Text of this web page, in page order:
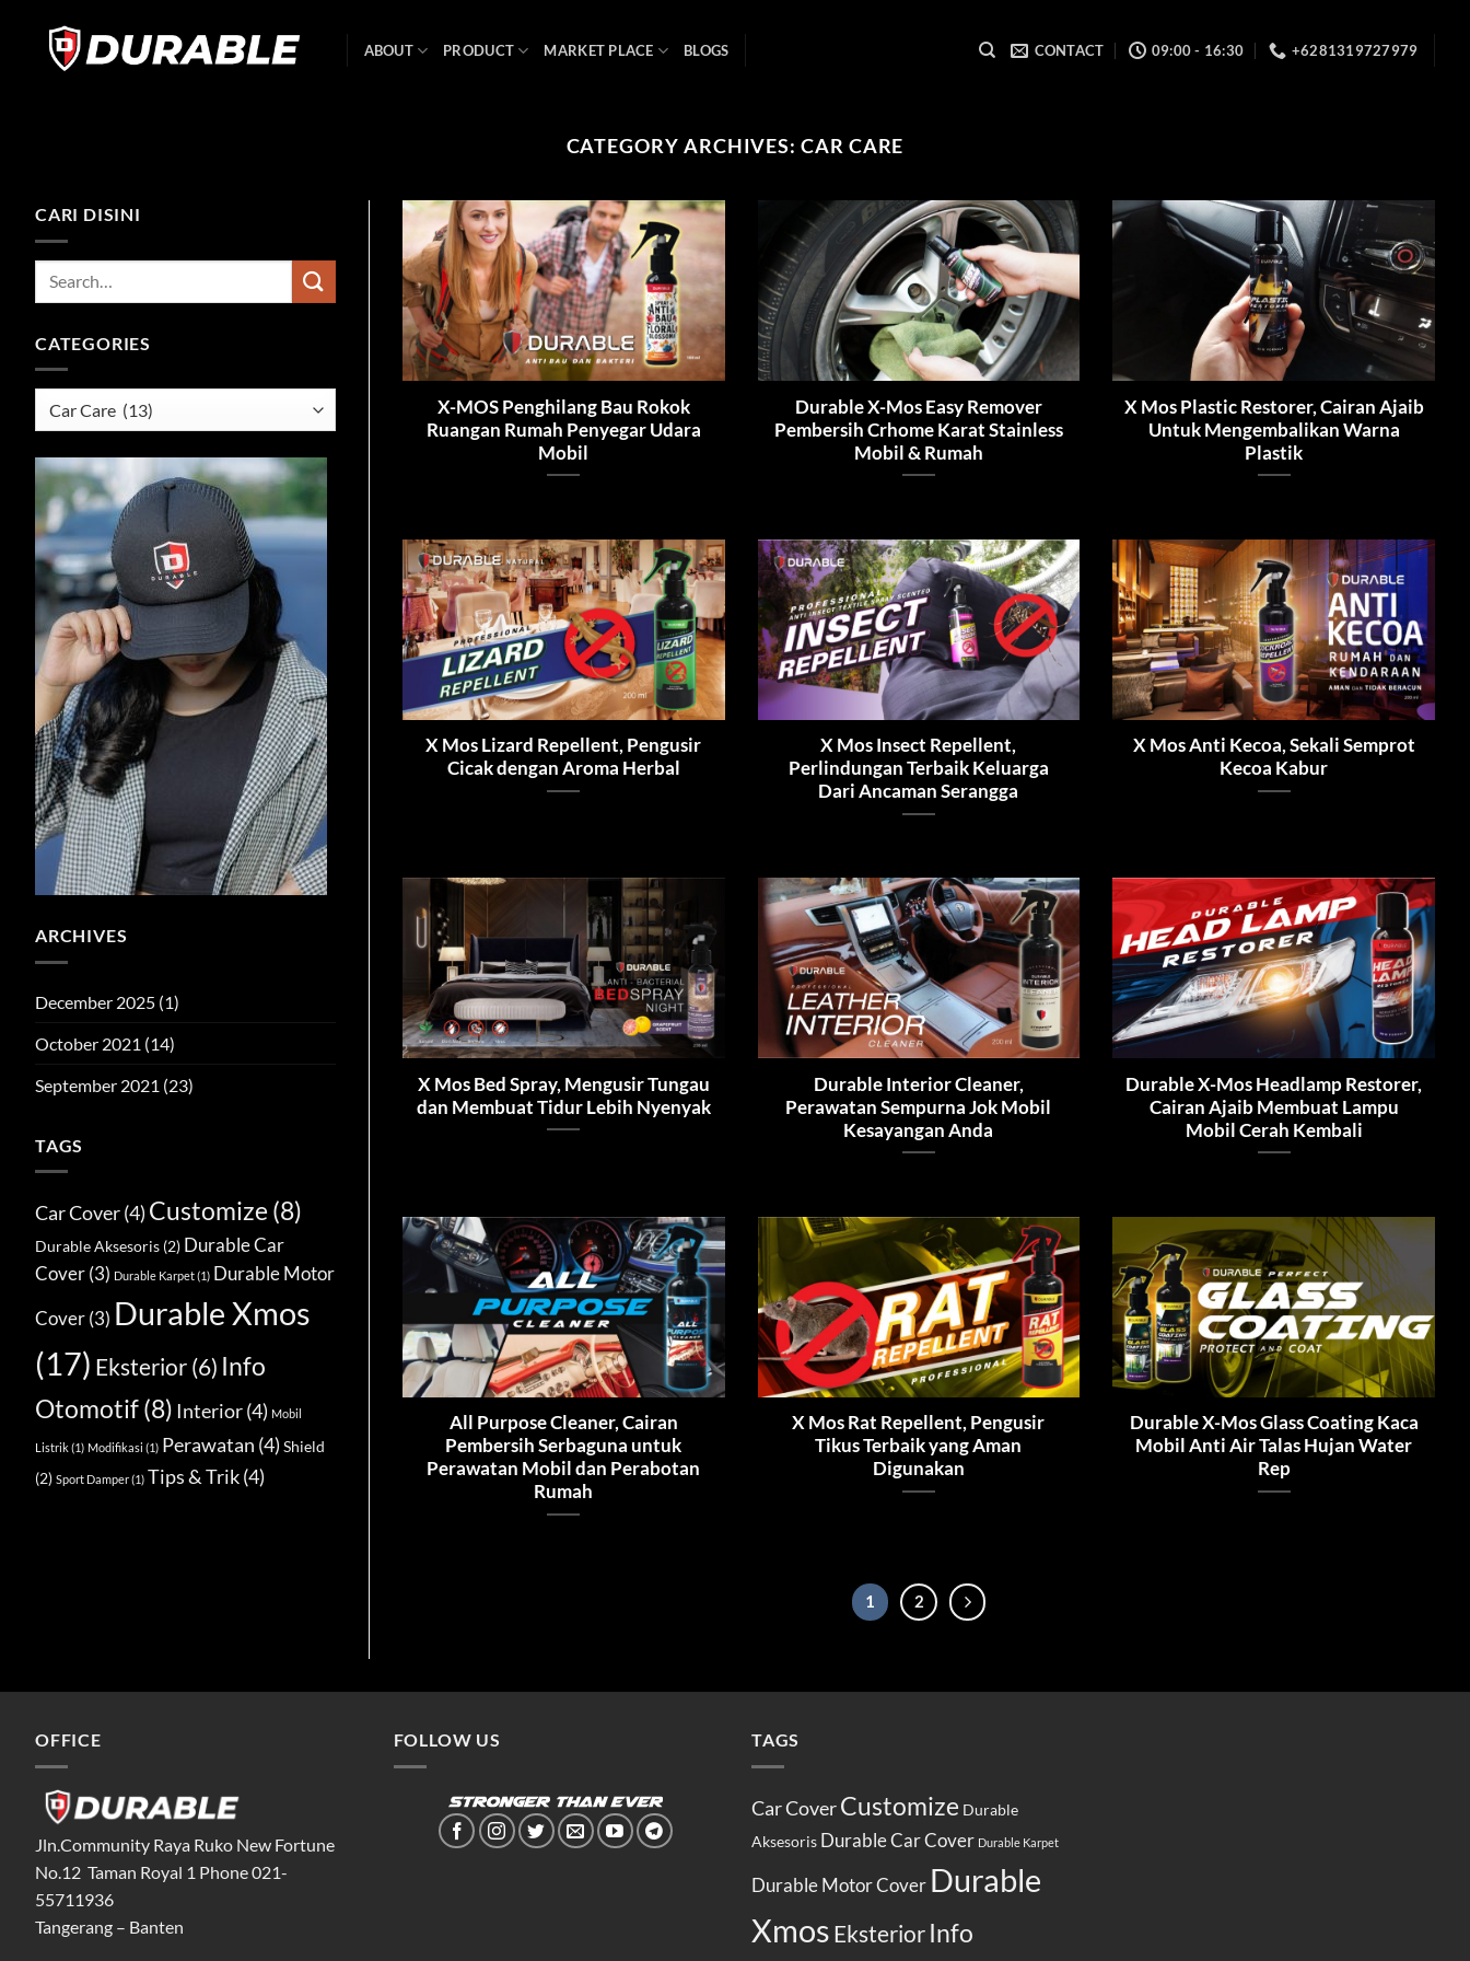
ABOUT PRODUCT MARKET PLACE BLOGS CONTACT 09:00 - 16:30 +6281319727979
CATEGORY ARCHIVES:CAR CARE
CARI DISINI
CATEGORIES
ARCHIVES
December 2025 (1)
October 2021 (14)
September 2021 (23)
TAGS
Car Cover(4) Customize (8)
Durable Aksesoris (2) Durable Car
Cover (3) Durable Karpet(1) Durable Motor
Cover (3) Durable Xmos
(17) Eksterior(6) Info
Otomotif(8) Interior(4) Mobil
Listrik(1) Modifikasi (1) Perawatan (4) Shield
(2) Sport Damper(1) Tips & Trik(4)
X-MOS Penghilang Bau Rokok
Ruangan Rumah Penyegar Udara
Mobil
Durable X-Mos Easy Remover
Pembersih Crhome Karat Stainless
Mobil & Rumah
X Mos Plastic Restorer, Cairan Ajaib
Untuk Mengembalikan Warna
Plastik
X Mos Lizard Repellent, Pengusir
Cicak dengan Aroma Herbal
X Mos Insect Repellent,
Perlindungan Terbaik Keluarga
Dari Ancaman Serangga
X Mos Anti Kecoa, Sekali Semprot
Kecoa Kabur
X Mos Bed Spray, Mengusir Tungau
dan Membuat Tidur Lebih Nyenyak
Durable Interior Cleaner,
Perawatan Sempurna Jok Mobil
Kesayangan Anda
Durable X-Mos Headlamp Restorer,
Cairan Ajaib Membuat Lampu
Mobil Cerah Kembali
All Purpose Cleaner, Cairan
Pembersih Serbaguna untuk
Perawatan Mobil dan Perabotan
Rumah
X Mos Rat Repellent, Pengusir
Tikus Terbaik yang Aman
Digunakan
Durable X-Mos Glass Coating Kaca
Mobil Anti Air Talas Hujan Water
Rep
1 2
OFFICE
Jln.Community Raya Ruko New Fortune
No.12 Taman Royal 1 Phone 021-
55711936
Tangerang – Banten
FOLLOW US TAGS
Car CoverCustomize Durable
Aksesoris Durable Car Cover Durable Karpet
Durable Motor Cover Durable
XmosEksteriorInfo